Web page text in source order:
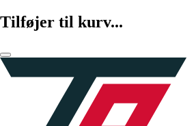
Tilføjer til kurv...